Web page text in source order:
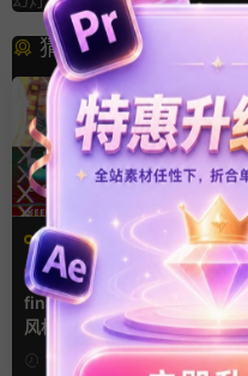
猜你喜欢
FCPX转场
噪点
复古风 快剪模板
finalcutpro插件 9组胶片电影
风格快剪转场FCPX插件
11小时前